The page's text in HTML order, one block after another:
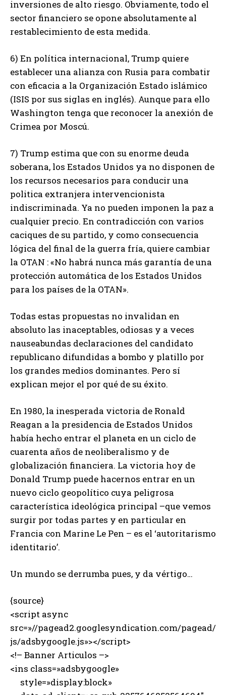
inversiones de alto riesgo. Obviamente, todo el
sector financiero se opone absolutamente al
restablecimiento de esta medida.
6) En política internacional, Trump quiere
establecer una alianza con Rusia para combatir
con eficacia a la Organización Estado islámico
(ISIS por sus siglas en inglés). Aunque para ello
Washington tenga que reconocer la anexión de
Crimea por Moscú.
7) Trump estima que con su enorme deuda
soberana, los Estados Unidos ya no disponen de
los recursos necesarios para conducir una
politica extranjera intervencionista
indiscriminada. Ya no pueden imponen la paz a
cualquier precio. En contradicción con varios
caciques de su partido, y como consecuencia
lógica del final de la guerra fría, quiere cambiar
la OTAN : «No habrá nunca más garantía de una
protección automática de los Estados Unidos
para los países de la OTAN».
Todas estas propuestas no invalidan en
absoluto las inaceptables, odiosas y a veces
nauseabundas declaraciones del candidato
republicano difundidas a bombo y platillo por
los grandes medios dominantes. Pero sí
explican mejor el por qué de su éxito.
En 1980, la inesperada victoria de Ronald
Reagan a la presidencia de Estados Unidos
había hecho entrar el planeta en un ciclo de
cuarenta años de neoliberalismo y de
globalización financiera. La victoria hoy de
Donald Trump puede hacernos entrar en un
nuevo ciclo geopolítico cuya peligrosa
característica ideológica principal –que vemos
surgir por todas partes y en particular en
Francia con Marine Le Pen – es el ‘autoritarismo
identitario’.
Un mundo se derrumba pues, y da vértigo…
{source}
<script async
src=»//pagead2.googlesyndication.com/pagead/
js/adsbygoogle.js»></script>
<!– Banner Articulos –>
<ins class=»adsbygoogle»
style=»display:block»